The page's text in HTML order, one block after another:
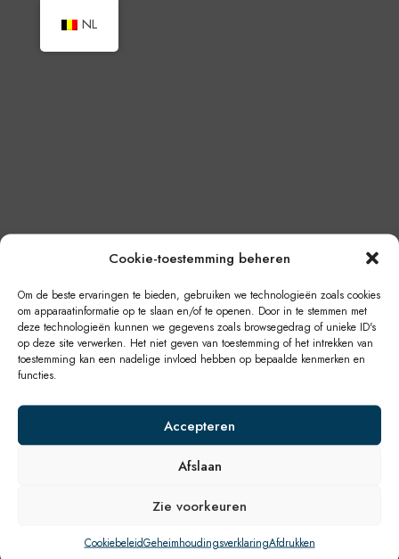
Cookie-toestemming beheren
Om de beste ervaringen te bieden, gebruiken we technologieën zoals cookies
om apparaatinformatie op te slaan en/of te openen. Door in te stemmen met
deze technologieën kunnen we gegevens zoals browsegedrag of unieke ID's
op deze site verwerken. Het niet geven van toestemming of het intrekken van
toestemming kan een nadelige invloed hebben op bepaalde kenmerken en
functies.
Accepteren
Afslaan
Zie voorkeuren
CookiebeleidGeheimhoudingsverklaringAfdrukken
NL